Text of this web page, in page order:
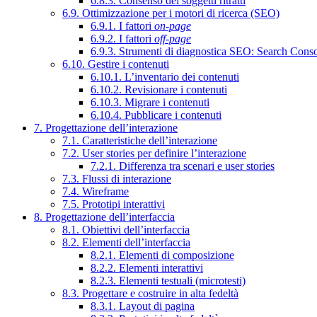
6.9. Ottimizzazione per i motori di ricerca (SEO)
6.9.1. I fattori on-page
6.9.2. I fattori off-page
6.9.3. Strumenti di diagnostica SEO: Search
6.10. Gestire i contenuti
6.10.1. L’inventario dei contenuti
6.10.2. Revisionare i contenuti
6.10.3. Migrare i contenuti
6.10.4. Pubblicare i contenuti
7. Progettazione dell’interazione
7.1. Caratteristiche dell’interazione
7.2. User stories per definire l’interazione
7.2.1. Differenza tra scenari e user stories
7.3. Flussi di interazione
7.4. Wireframe
7.5. Prototipi interattivi
8. Progettazione dell’interfaccia
8.1. Obiettivi dell’interfaccia
8.2. Elementi dell’interfaccia
8.2.1. Elementi di composizione
8.2.2. Elementi interattivi
8.2.3. Elementi testuali (microtesti)
8.3. Progettare e costruire in alta fedeltà
8.3.1. Layout di pagina